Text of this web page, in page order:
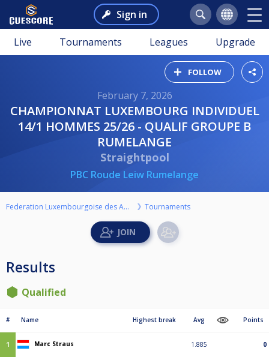
Sign in
Live Tournaments Leagues Upgrade
FOLLOW
February 7, 2026
CHAMPIONNAT LUXEMBOURG INDIVIDUEL
14/1 HOMMES 25/26 - QUALIF GROUPE B
RUMELANGE
Straightpool
PBC Roude Leiw Rumelange
Federation Luxembourgoise des Amateurs de Billard ASBL Tournaments
Results
Qualified
# Name Highest break Avg Points
1 Marc Straus 1.885 0